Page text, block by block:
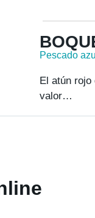
Pescado azul
El atún
valor…